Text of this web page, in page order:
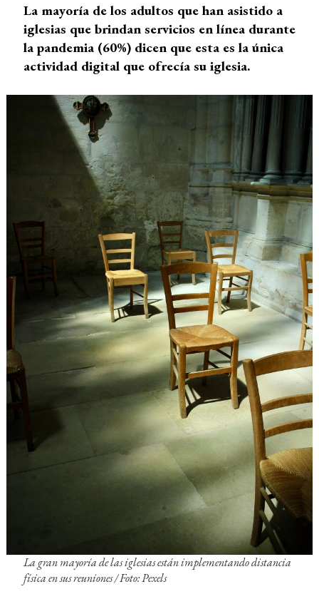
La mayoría de los adultos que han asistido a
iglesias que brindan servicios en línea durante
la pandemia (60%) dicen que esta es la única
actividad digital que ofrecía su iglesia.
La gran mayoría de las iglesias están implementando distancia
física en sus reuniones /Foto: Pexels